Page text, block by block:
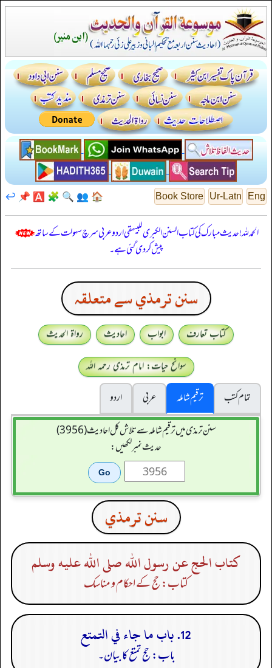
Eng
Ur-Latn
Book Store
🏠
👥
🔍
🧩
🅰️
📌
↩️
الحمدللہ! حدیث مبارک کی کتاب السنن الكبرى للبيهقي اردو عربی سرچ سہولت کے ساتھ
پیش کر دی گئی ہے۔
سنن ترمذي سے متعلقہ
کتاب تعارف ابواب احادیث
رواۃ الحدیث
سوانح حیات: امام ترمذی رحمہ اللہ
تمام کتب
ترقیم شاملہ عربی
اردو
سنن ترمذی میں ترقیم شاملہ سے تلاش کل احادیث (3956)
حدیث نمبر لکھیں:
سنن ترمذي
كتاب الحج عن رسول الله صلى الله عليه وسلم
کتاب: حج کے احکام و مناسک
12. باب ما جاء في التمتع
باب: حج تمتع کا بیان۔